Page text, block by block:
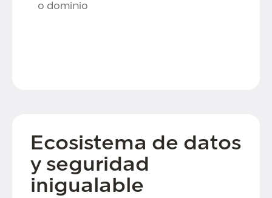
o dominio
Ecosistema de datos
y seguridad
inigualable